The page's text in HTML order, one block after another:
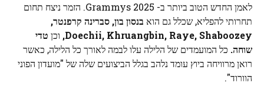
לאמן החדש הטוב ביותר ב- Grammys 2025. הזמר ניצח תחום
תחרותי להפליא, שכלל גם הוא בנסון בון, סברינה קרפנטר,
Doechii, Khruangbin, Raye, Shaboozey, וכן טדי
שוחה. כל המועמדים של הלילה עלו לבמה לאורך כל הלילה, כאשר
רואן מרוויחה ביוץ עומד נלהב בגלל הביצועים שלה של "מועדון הפוני
הוורוד".